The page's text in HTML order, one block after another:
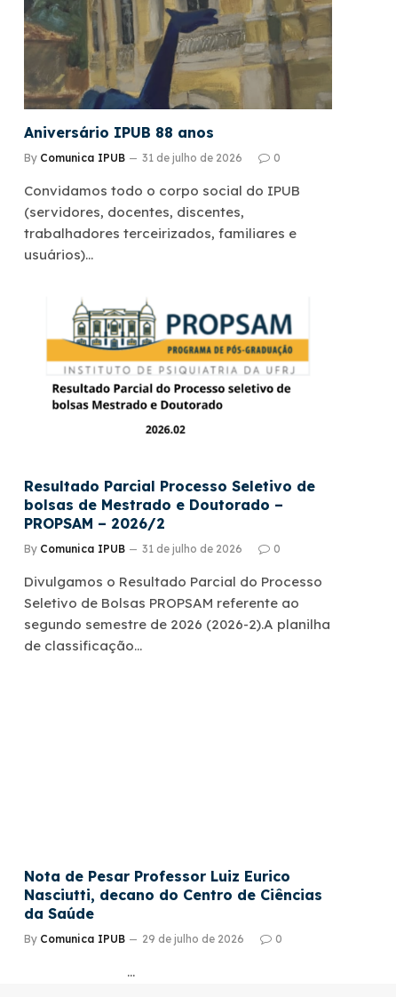
Aniversário IPUB 88 anos
By Comunica IPUB 31 de julho de 2026 0
Convidamos todo o corpo social do IPUB
(servidores, docentes, discentes,
trabalhadores terceirizados, familiares e
usuários)…
Resultado Parcial Processo Seletivo de
bolsas de Mestrado e Doutorado –
PROPSAM – 2026/2
By Comunica IPUB 31 de julho de 2026 0
Divulgamos o Resultado Parcial do Processo
Seletivo de Bolsas PROPSAM referente ao
segundo semestre de 2026 (2026-2).A planilha
de classificação…
Nota de Pesar Professor Luiz Eurico
Nasciutti, decano do Centro de Ciências
da Saúde
By Comunica IPUB 29 de julho de 2026 0
…